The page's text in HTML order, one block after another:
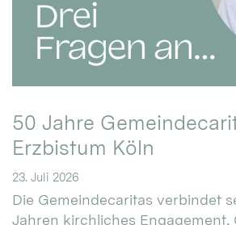
50 Jahre
Erzbistum Köln
23. Juli 2026
Die Gemeindecaritas verbindet
Jahren kirchliches Engagement,